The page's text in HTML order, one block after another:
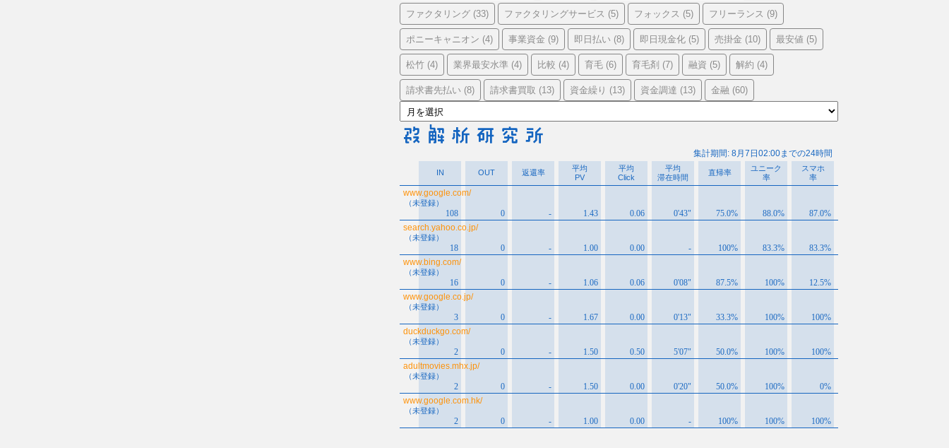
ファクタリング (33) ファクタリングサービス (5) フォックス (5) フリーランス (9)
ポニーキャニオン (4) 事業資金 (9) 即日払い (8) 即日現金化 (5) 売掛金 (10) 最安値 (5)
松竹 (4) 業界最安水準 (4) 比較 (4) 育毛 (6) 育毛剤 (7) 融資 (5) 解約 (4)
請求書先払い (8) 請求書買取 (13) 資金繰り (13) 資金調達 (13) 金融 (60)
ー
カ
イ